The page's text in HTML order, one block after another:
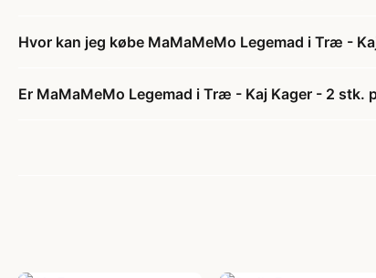
Hvor kan jeg købe MaMaMeMo Legemad i Træ -
Er MaMaMeMo Legemad i Træ - Kaj Kager - 2 stk.